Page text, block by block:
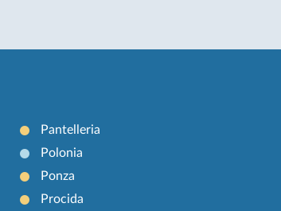
Pantelleria
Polonia
Ponza
Procida